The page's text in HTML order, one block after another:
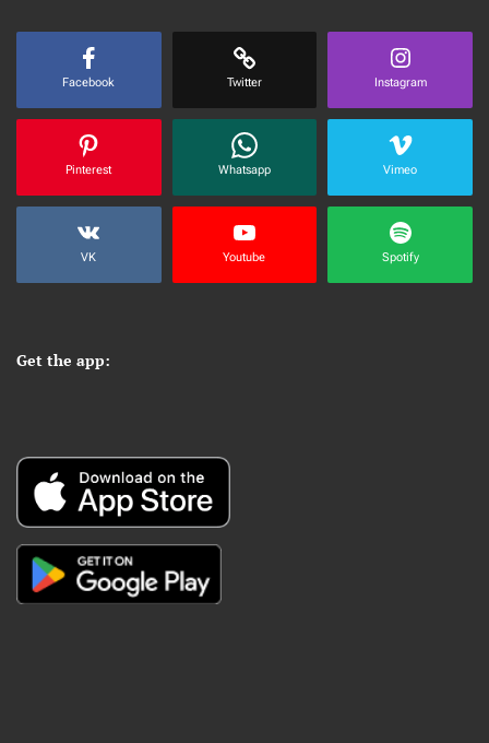
Facebook Twitter Instagram
Pinterest Whatsapp Vimeo
VK Youtube Spotify
Get the app: